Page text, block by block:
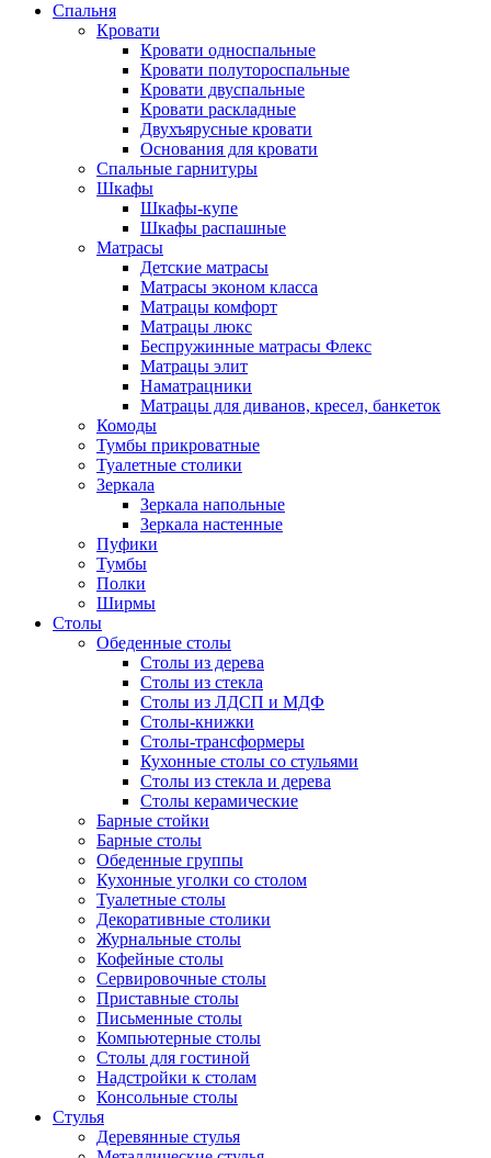
Спальня
Кровати
Кровати односпальные
Кровати полутороспальные
Кровати двуспальные
Кровати раскладные
Двухъярусные кровати
Основания для кровати
Спальные гарнитуры
Шкафы
Шкафы-купе
Шкафы распашные
Матрасы
Детские матрасы
Матрасы эконом класса
Матрацы комфорт
Матрацы люкс
Беспружинные матрасы Флекс
Матрацы элит
Наматрацники
Матрацы для диванов, кресел, банкеток
Комоды
Тумбы прикроватные
Туалетные столики
Зеркала
Зеркала напольные
Зеркала настенные
Пуфики
Тумбы
Полки
Ширмы
Столы
Обеденные столы
Столы из дерева
Столы из стекла
Столы из ЛДСП и МДФ
Столы-книжки
Столы-трансформеры
Кухонные столы со стульями
Столы из стекла и дерева
Столы керамические
Барные стойки
Барные столы
Обеденные группы
Кухонные уголки со столом
Туалетные столы
Декоративные столики
Журнальные столы
Кофейные столы
Сервировочные столы
Приставные столы
Письменные столы
Компьютерные столы
Столы для гостиной
Надстройки к столам
Консольные столы
Стулья
Деревянные стулья